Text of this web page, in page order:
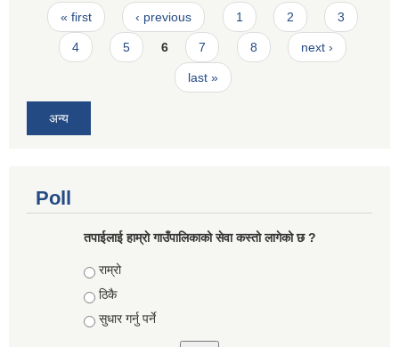
Pages
« first ‹ previous 1 2 3
4 5 6 7 8 next ›
last »
अन्य
Poll
तपाईलाई हाम्राे गाउँपालिकाको सेवा कस्तो लागेको छ ?
Choices
राम्रो
ठिकै
सुधार गर्नु पर्ने